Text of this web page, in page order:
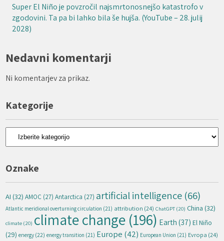
Super El Niño je povzročil najsmrtonosnejšo katastrofo v
zgodovini. Ta pa bi lahko bila še hujša. (YouTube – 28. julij
2028)
Nedavni komentarji
Ni komentarjev za prikaz.
Kategorije
Kategorije
Oznake
AI (32) AMOC (27) Antarctica (27) artificial intelligence (66)
Atlantic meridional overturning circulation (21) attribution (24) ChatGPT (20) China (32)
climate (20) climate change (196) Earth (37) El Niño
(29) energy (22) energy transition (21) Europe (42) European Union (21) Evropa (24)